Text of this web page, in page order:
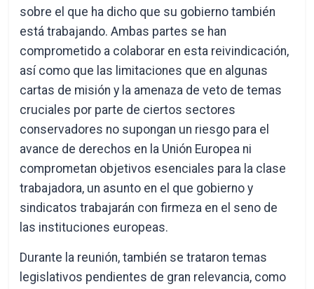
sobre el que ha dicho que su gobierno también
está trabajando. Ambas partes se han
comprometido a colaborar en esta reivindicación,
así como que las limitaciones que en algunas
cartas de misión y la amenaza de veto de temas
cruciales por parte de ciertos sectores
conservadores no supongan un riesgo para el
avance de derechos en la Unión Europea ni
comprometan objetivos esenciales para la clase
trabajadora, un asunto en el que gobierno y
sindicatos trabajarán con firmeza en el seno de
las instituciones europeas.
Durante la reunión, también se trataron temas
legislativos pendientes de gran relevancia, como